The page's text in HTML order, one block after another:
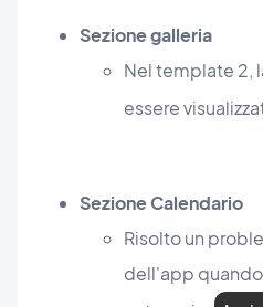
Sezione galleria
Nel template 2,
essere
Sezione Calendario
Risolto un
dell'app